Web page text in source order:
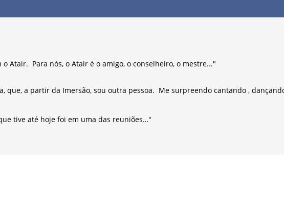
o Atair. Para nós, o Atair é o amigo, o conselheiro, o mestre..."
que, a partir da Imersão, sou outra pessoa. Me surpreendo cantando ,
tive até hoje foi em uma das reuniões…"